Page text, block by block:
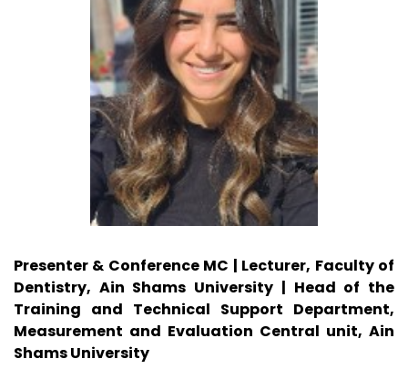
Presenter & Conference MC | Lecturer, Faculty of
Dentistry, Ain Shams University | Head of the
Training and Technical Support Department,
Measurement and Evaluation Central unit, Ain
Shams University